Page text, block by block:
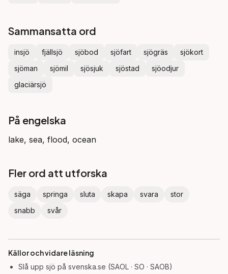
Sammansatta ord
insjö fjällsjö sjöbod sjöfart sjögräs
sjökort
sjöman
sjömil sjösjuk sjöstad
sjöodjur
glaciärsjö
På engelska
lake, sea, flood, ocean
Fler ord att utforska
säga springa sluta skapa svara
stor
snabb
svår
Källor och vidare läsning
Slå upp sjö på svenska.se (SAOL · SO · SAOB)